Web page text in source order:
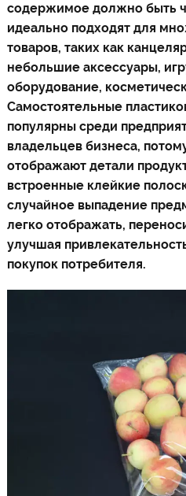
содержимое должно быть
идеально подходят для
товаров, таких как
небольшие аксессуары,
оборудование,
Самостоятельные
популярны среди
владельцев бизнеса,
отображают детали
встроенные клейкие
случайное выпадение
легко отображать,
улучшая
покупок потребителя.